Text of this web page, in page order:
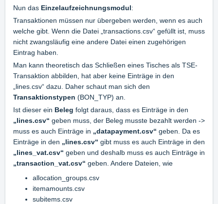
Nun das Einzelaufzeichnungsmodul:
Transaktionen müssen nur übergeben werden, wenn es auch
welche gibt. Wenn die Datei „transactions.csv“ gefüllt ist, muss
nicht zwangsläufig eine andere Datei einen zugehörigen
Eintrag haben.
Man kann theoretisch das Schließen eines Tisches als TSE-
Transaktion abbilden, hat aber keine Einträge in den
„lines.csv“ dazu. Daher schaut man sich den
Transaktionstypen (BON_TYP) an.
Ist dieser ein Beleg folgt daraus, dass es Einträge in den
„lines.csv“ geben muss, der Beleg musste bezahlt werden ->
muss es auch Einträge in „datapayment.csv“ geben. Da es
Einträge in den „lines.csv“ gibt muss es auch Einträge in den
„lines_vat.csv“ geben und deshalb muss es auch Einträge in
„transaction_vat.csv“ geben. Andere Dateien, wie
allocation_groups.csv
itemamounts.csv
subitems.csv